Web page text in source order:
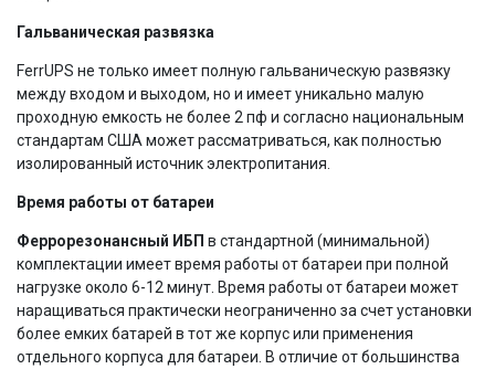
Гальваническая развязка
FerrUPS не только имеет полную гальваническую развязку
между входом и выходом, но и имеет уникально малую
проходную емкость не более 2 пф и согласно национальным
стандартам США может рассматриваться, как полностью
изолированный источник электропитания.
Время работы от батареи
Феррорезонансный ИБП в стандартной (минимальной)
комплектации имеет время работы от батареи при полной
нагрузке около 6-12 минут. Время работы от батареи может
наращиваться практически неограниченно за счет установки
более емких батарей в тот же корпус или применения
отдельного корпуса для батареи. В отличие от большинства